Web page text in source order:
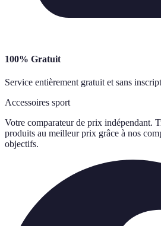
100% Gratuit
Service entièrement gratuit et sans
Accessoires sport
Votre comparateur de prix indépendant.
produits au meilleur prix grâce à nos
objectifs.